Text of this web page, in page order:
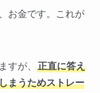
お金です。これが
すが、 正直に答え
まうためストレー